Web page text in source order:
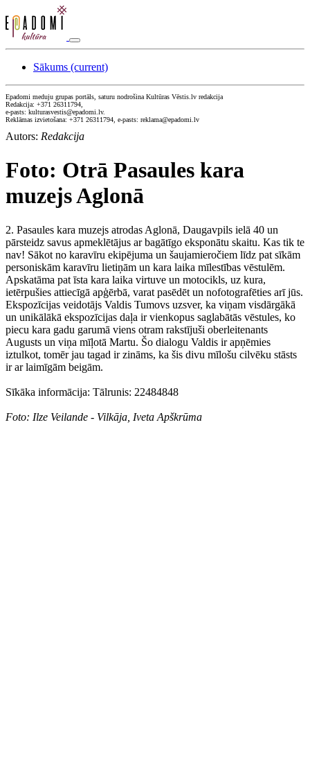
Sākums (current)
Epadomi meduju grupas portāls, saturu nodrošina Kultūras Vēstis.lv redakcija
Redakcija: +371 26311794,
e-pasts: kulturasvestis@epadomi.lv.
Reklāmas izvietošana: +371 26311794, e-pasts: reklama@epadomi.lv
Autors: Redakcija
Foto: Otrā Pasaules kara
muzejs Aglonā
2. Pasaules kara muzejs atrodas Aglonā, Daugavpils ielā 40 un
pārsteidz savus apmeklētājus ar bagātīgo eksponātu skaitu. Kas tik te
nav! Sākot no karavīru ekipējuma un šaujamieročiem līdz pat sīkām
personiskām karavīru lietiņām un kara laika mīlestības vēstulēm.
Apskatāma pat īsta kara laika virtuve un motocikls, uz kura,
ietērpušies attiecīgā apģērbā, varat pasēdēt un nofotografēties arī jūs.
Ekspozīcijas veidotājs Valdis Tumovs uzsver, ka viņam visdārgākā
un unikālākā ekspozīcijas daļa ir vienkopus saglabātās vēstules, ko
piecu kara gadu garumā viens otram rakstījuši oberleitenants
Augusts un viņa mīļotā Martu. Šo dialogu Valdis ir apņēmies
iztulkot, tomēr jau tagad ir zināms, ka šis divu mīlošu cilvēku stāsts
ir ar laimīgām beigām.
Sīkāka informācija: Tālrunis: 22484848
Foto: Ilze Veilande - Vilkāja, Iveta Apškrūma